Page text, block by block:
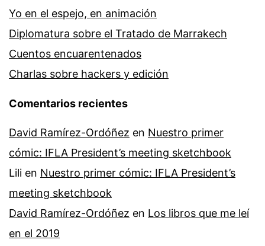
Yo en el espejo, en animación
Diplomatura sobre el Tratado de Marrakech
Cuentos encuarentenados
Charlas sobre hackers y edición
Comentarios recientes
David Ramírez-Ordóñez en Nuestro primer
cómic: IFLA President’s meeting sketchbook
Lili en Nuestro primer cómic: IFLA President’s
meeting sketchbook
David Ramírez-Ordóñez en Los libros que me leí
en el 2019